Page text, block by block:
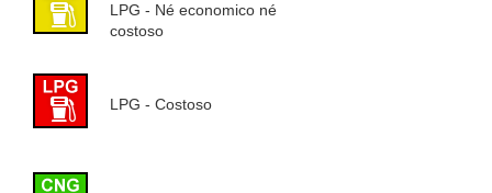
LPG - Né economico né
costoso
LPG - Costoso